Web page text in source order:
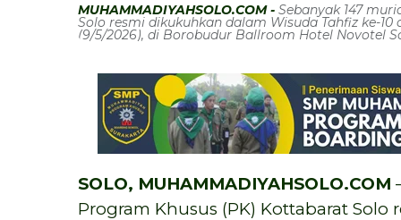
MUHAMMADIYAHSOLO.COM - Sebanyak 147
Solo resmi dikukuhkan dalam Wisuda Tahfiz ke-
(9/5/2026), di Borobudur Ballroom Hotel Novotel
SOLO, MUHAMMADIYAHSOLO.COM
Program Khusus (PK) Kottabarat